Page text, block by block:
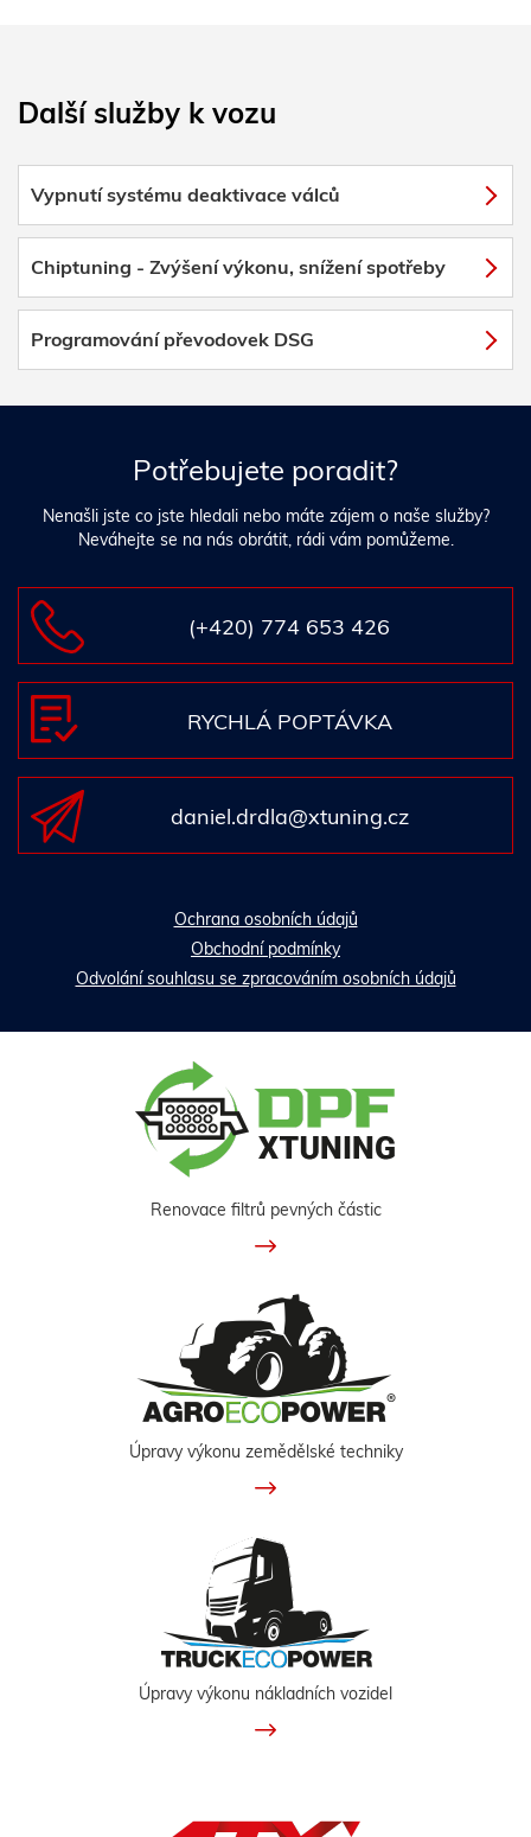
Další služby k vozu
Vypnutí systému deaktivace válců
Chiptuning - Zvýšení výkonu, snížení spotřeby
Programování převodovek DSG
Potřebujete poradit?
Nenašli jste co jste hledali nebo máte zájem o naše služby?
Neváhejte se na nás obrátit, rádi vám pomůžeme.
(+420) 774 653 426
RYCHLÁ POPTÁVKA
daniel.drdla@xtuning.cz
Ochrana osobních údajů
Obchodní podmínky
Odvolání souhlasu se zpracováním osobních údajů
Renovace filtrů pevných částic
Úpravy výkonu zemědělské techniky
Úpravy výkonu nákladních vozidel